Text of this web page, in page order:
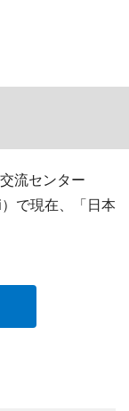
流センター
で現在、「日本